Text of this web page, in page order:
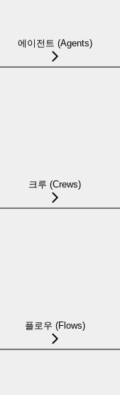
에이전트 (Agents)
크루 (Crews)
플로우 (Flows)